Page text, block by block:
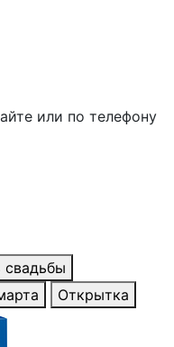
или по телефону
свадьбы
Открытка